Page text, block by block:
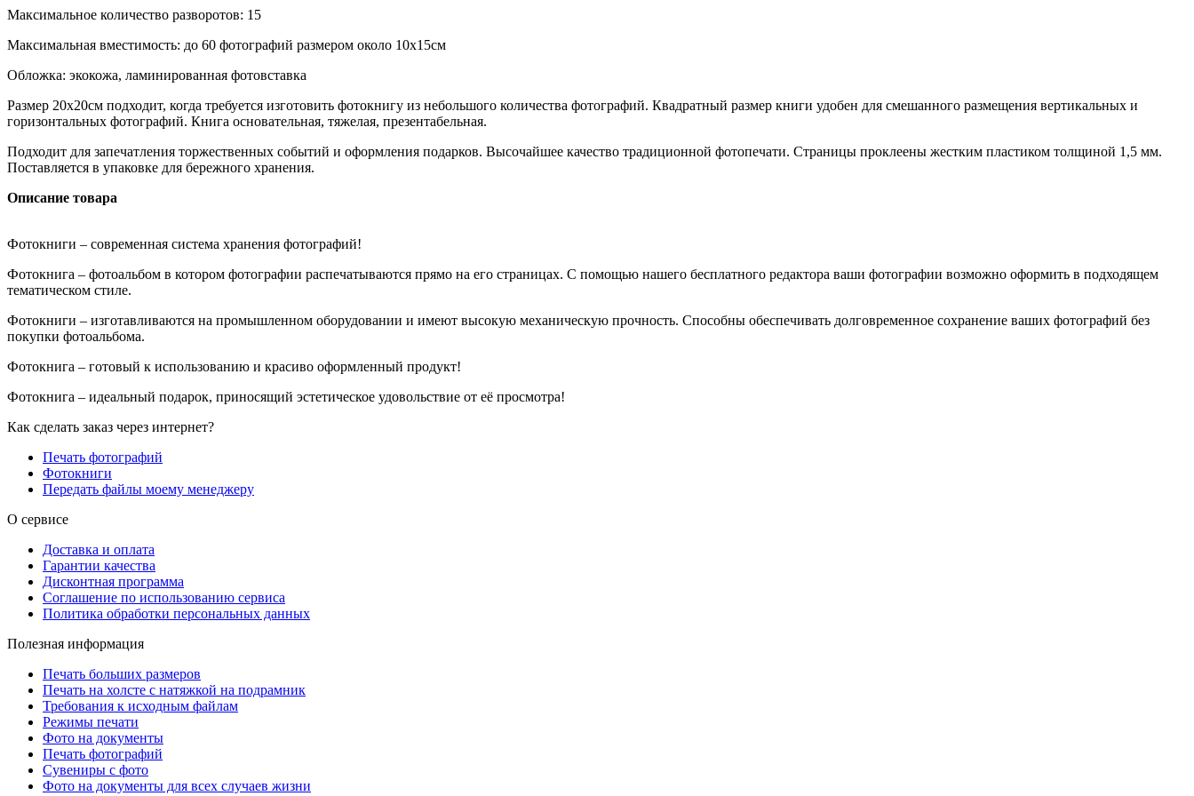
Максимальное количество разворотов: 15
Максимальная вместимость: до 60 фотографий размером около 10х15см
Обложка: экокожа, ламинированная фотовставка
Размер 20х20см подходит, когда требуется изготовить фотокнигу из небольшого количества фотографий. Квадратный размер книги удобен для смешанного размещения вертикальных и
горизонтальных фотографий. Книга основательная, тяжелая, презентабельная.
Подходит для запечатления торжественных событий и оформления подарков. Высочайшее качество традиционной фотопечати. Страницы проклеены жестким пластиком толщиной 1,5 мм.
Поставляется в упаковке для бережного хранения.
Описание товара
Фотокниги – современная система хранения фотографий!
Фотокнига – фотоальбом в котором фотографии распечатываются прямо на его страницах. С помощью нашего бесплатного редактора ваши фотографии возможно оформить в подходящем
тематическом стиле.
Фотокниги – изготавливаются на промышленном оборудовании и имеют высокую механическую прочность. Способны обеспечивать долговременное сохранение ваших фотографий без
покупки фотоальбома.
Фотокнига – готовый к использованию и красиво оформленный продукт!
Фотокнига – идеальный подарок, приносящий эстетическое удовольствие от её просмотра!
Как сделать заказ через интернет?
Печать фотографий
Фотокниги
Передать файлы моему менеджеру
О сервисе
Доставка и оплата
Гарантии качества
Дисконтная программа
Соглашение по использованию сервиса
Политика обработки персональных данных
Полезная информация
Печать больших размеров
Печать на холсте c натяжкой на подрамник
Требования к исходным файлам
Режимы печати
Фото на документы
Печать фотографий
Сувениры с фото
Фото на документы для всех случаев жизни